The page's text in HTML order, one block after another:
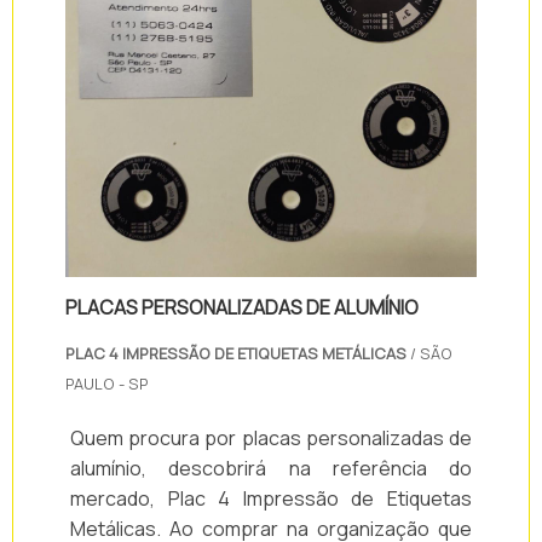
PLACAS PERSONALIZADAS DE ALUMÍNIO
PLAC 4 IMPRESSÃO DE ETIQUETAS METÁLICAS / SÃO
PAULO - SP
Quem procura por placas personalizadas de
alumínio, descobrirá na referência do
mercado, Plac 4 Impressão de Etiquetas
Metálicas. Ao comprar na organização que